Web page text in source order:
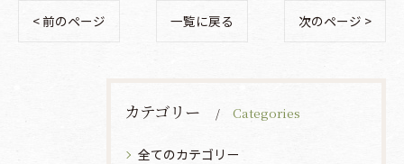
< 前のページ 一覧に戻る 次のページ >
カテゴリー Categories
全てのカテゴリー